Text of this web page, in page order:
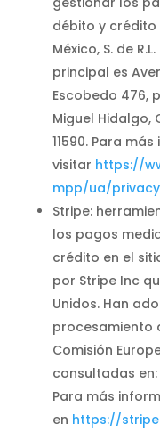
débito y crédito
México, S. de
principal es
Escobedo 476,
Miguel Hidalgo,
11590. Para
visitar https://
mpp/ua/
Stripe:
los pagos
crédito en el
por Stripe Inc
Unidos. Han
procesamiento
Comisión
consultadas
Para más
en https://